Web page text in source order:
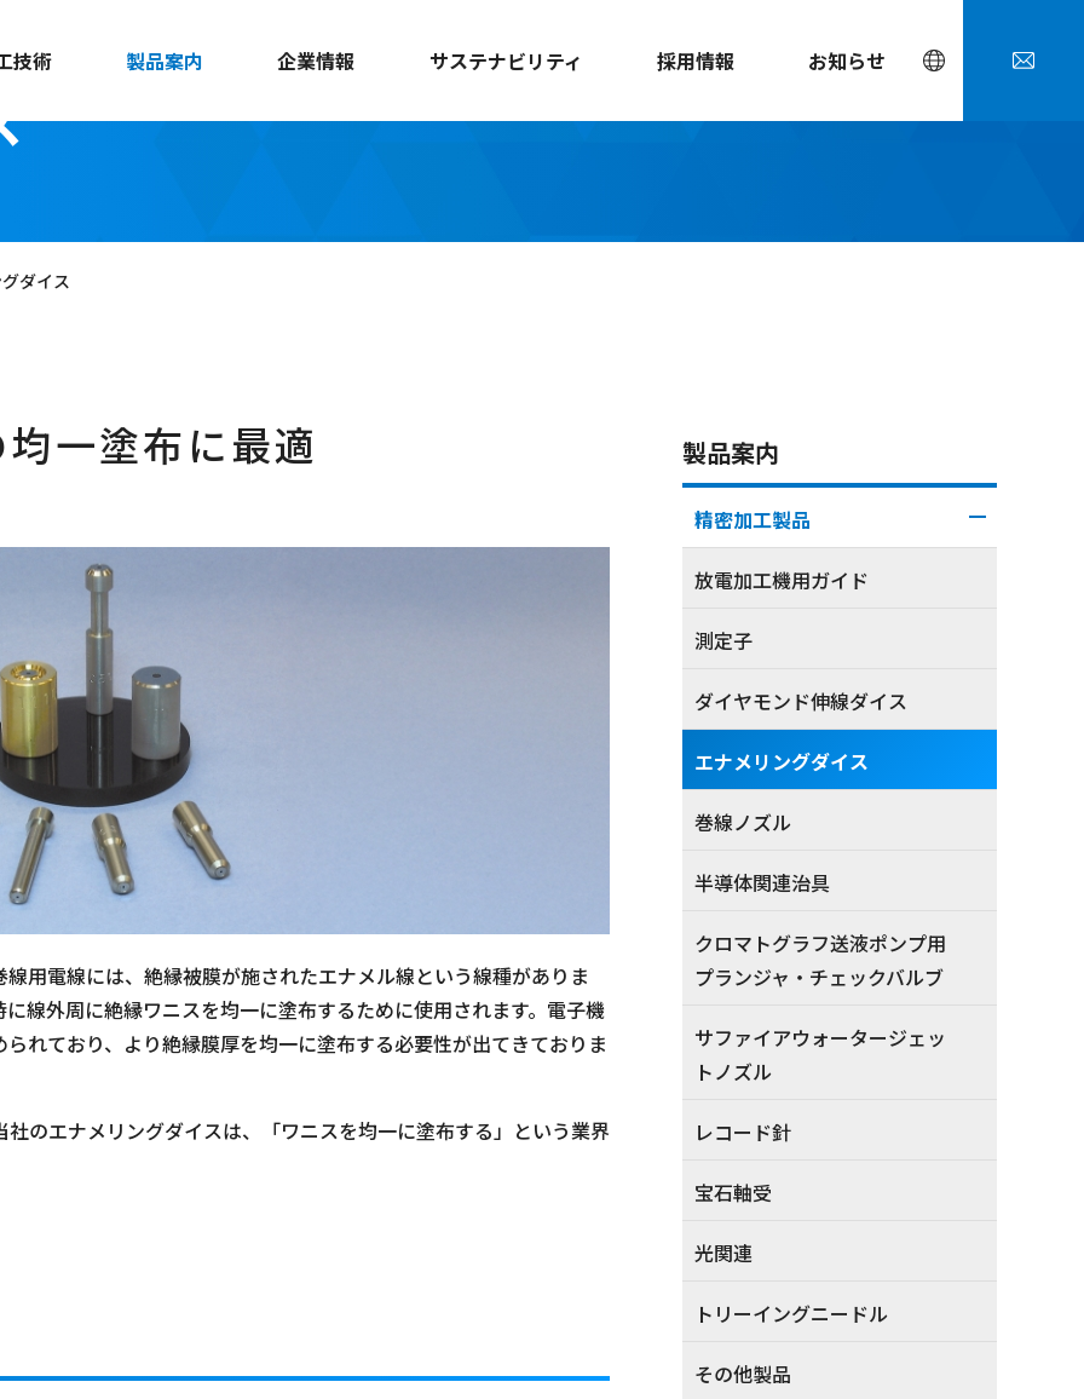
技術 製品案内 企業情報 サステナビリティ 採用情報 お知らせ
ダイス
一塗布に最適
用電線には、絶縁被膜が施されたエナメル線という線種がありま
線外周に絶縁ワニスを均一に塗布するために使用されます。電子機
れており、より絶縁膜厚を均一に塗布する必要性が出てきておりま
のエナメリングダイスは、「ワニスを均一に塗布する」という業界
製品案内
精密加工製品
放電加工機用ガイド
測定子
ダイヤモンド伸線ダイス
エナメリングダイス
巻線ノズル
半導体関連治具
クロマトグラフ送液ポンプ用
プランジャ・チェックバルブ
サファイアウォータージェッ
トノズル
レコード針
宝石軸受
光関連
トリーイングニードル
その他製品